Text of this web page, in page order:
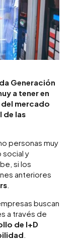
Generación
a tener en
mercado
de las
personas muy
social y
si los
anteriores
.
buscan
a través de
de I+D